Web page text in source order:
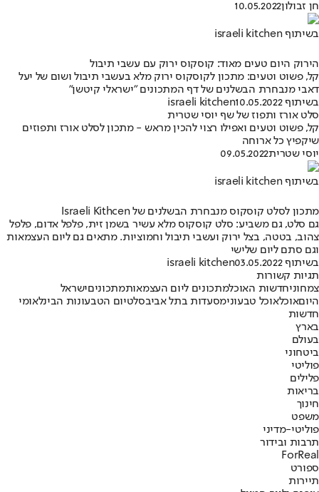
חן זבולון10.05.2022
בשיתוף israeli kitchen
הירוק היום טעים מאוד: קוסקוס ירוק עם עשבי תיבול
קל, פשוט וטעים: מתכון לקוסקוס ירוק מלא בעשבי תיבול ושום של יעל
דאבי מנבחרת הבשלנים של דף המתכונים "ישראלי קיטשן"
בשיתוף israeli kitchen10.05.2022
סלט אורז ותפוז של שף יוסי שטרית
קל, פשוט וטעים ואפילו רצוי להכין מראש - מתכון לסלט אורז ותפוזים
שיקפיץ כל ארוחה
יוסי שטרית09.05.2022
בשיתוף israeli kitchen
מתכון לסלט קוסקוס מנבחרת הבשלנים של Israeli Kithcen
גם סלט, גם משביע: סלט קוסקוס מלא עשיר בשמן זית, פלפל אדום, פלפל
צהוב, בטטה, בצל ירוק ועשבי תיבול וחמוציות. מתאים גם ליום העצמאות
וגם סתם ליום שלישי
בשיתוף israeli kitchen03.05.2022
תגיות קשורות
צמחוניחדשות האוכלמתכונים ליום העצמאותמתכוניםישראל
היוםאוכלאוכל טבעונימסעדות בתל אביבסלטיום הטבעונות הבינלאומי
חדשות
בארץ
בעולם
ביטחוני
פוליטי
פלילים
בריאות
חינוך
משפט
פוליטי-מדיני
תרבות ובידור
ForReal
ספורט
תיירות